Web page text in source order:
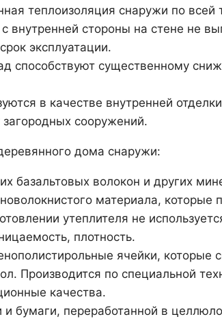
теплоизоляция снаружи по всей
внутренней стороны на стене не
эксплуатации.
способствуют существенному
в качестве внутренней
загородных сооружений.
дома снаружи:
базальтовых волокон и других
материала, которые
утеплителя не
плотность.
ячейки, которые
Производится по специальной
качества.
бумаги, переработанной в